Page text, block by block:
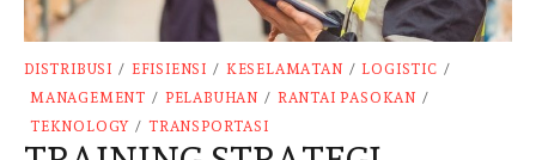
DISTRIBUSI / EFISIENSI / KESELAMATAN / LOGISTIC /
MANAGEMENT / PELABUHAN / RANTAI PASOKAN /
TEKNOLOGY / TRANSPORTASI